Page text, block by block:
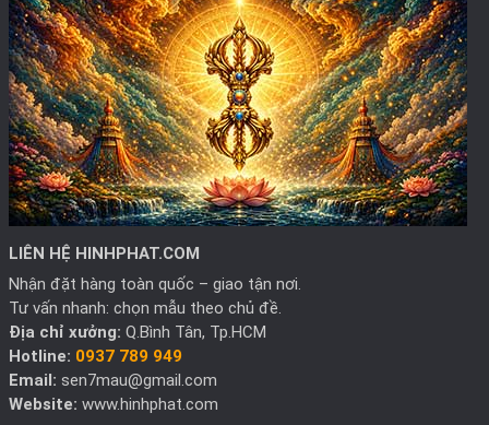
LIÊN HỆ HINHPHAT.COM
Nhận đặt hàng toàn quốc – giao tận nơi.
Tư vấn nhanh: chọn mẫu theo chủ đề.
Địa chỉ xưởng: Q.Bình Tân, Tp.HCM
Hotline: 0937 789 949
Email: sen7mau@gmail.com
Website: www.hinhphat.com